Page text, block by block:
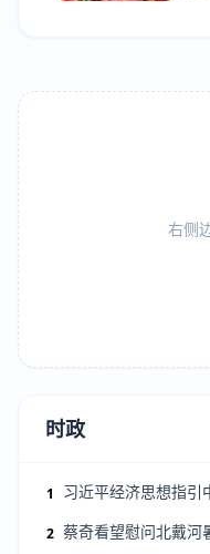
右侧
时政
1 习近平经济思想指引
2 蔡奇看望慰问北戴河